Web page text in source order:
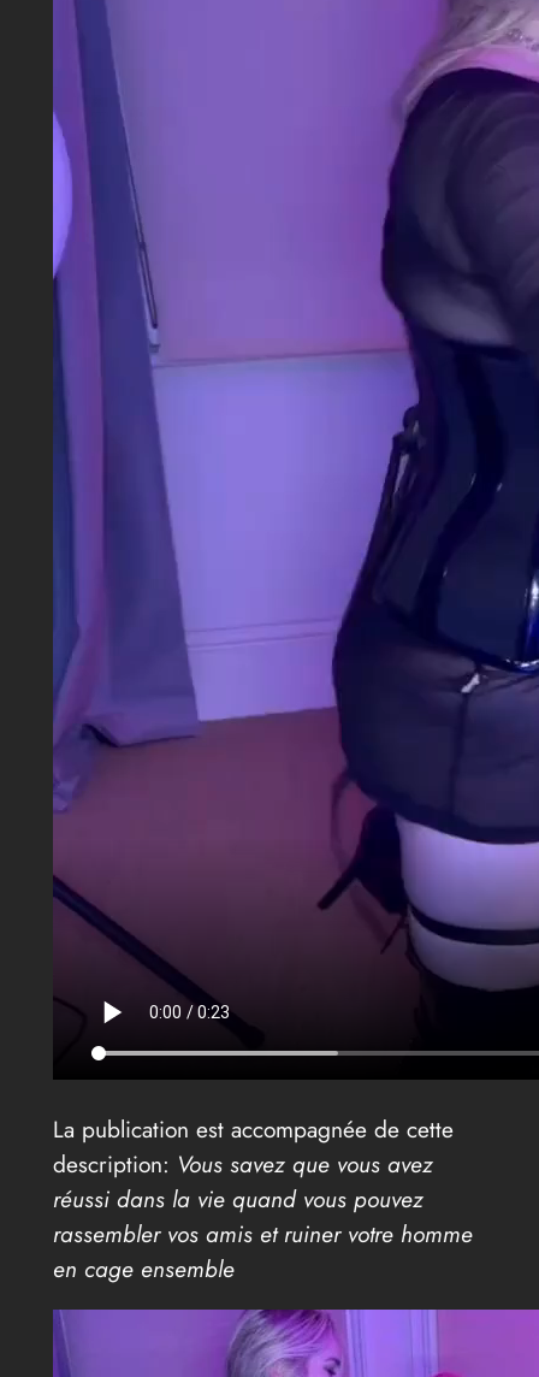
La publication est accompagnée de cette
description: Vous savez que vous avez
réussi dans la vie quand vous pouvez
rassembler vos amis et ruiner votre homme
en cage ensemble